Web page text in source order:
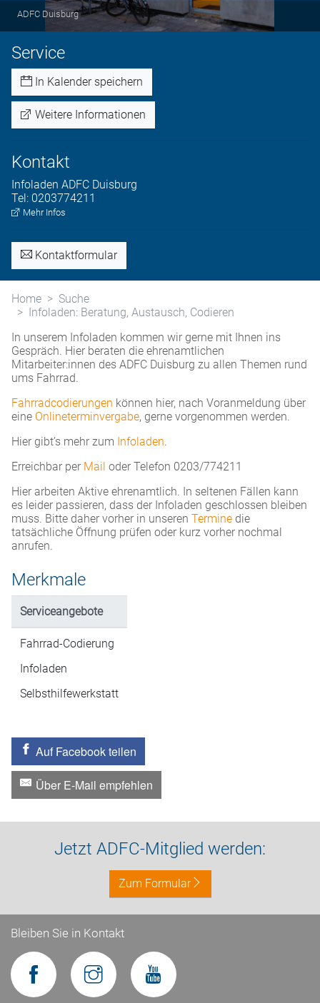
ADFC Duisburg
Service
In Kalender speichern
Weitere Informationen
Kontakt
Infoladen ADFC Duisburg
Tel: 0203774211
Mehr Infos
Kontaktformular
Home
Suche
Infoladen: Beratung, Austausch, Codieren
In unserem Infoladen kommen wir gerne mit Ihnen ins
Gespräch. Hier beraten die ehrenamtlichen
Mitarbeiter:innen des ADFC Duisburg zu allen Themen rund
ums Fahrrad.
Fahrradcodierungen können hier, nach Voranmeldung über
eine Onlineterminvergabe, gerne vorgenommen werden.
Hier gibt’s mehr zum Infoladen.
Erreichbar per Mail oder Telefon 0203/774211
Hier arbeiten Aktive ehrenamtlich. In seltenen Fällen kann
es leider passieren, dass der Infoladen geschlossen bleiben
muss. Bitte daher vorher in unseren Termine die
tatsächliche Öffnung prüfen oder kurz vorher nochmal
anrufen.
Merkmale
Serviceangebote
Fahrrad-Codierung
Infoladen
Selbsthilfewerkstatt
Auf Facebook teilen
Über E-Mail empfehlen
Jetzt ADFC-Mitglied werden:
Zum Formular
Bleiben Sie in Kontakt